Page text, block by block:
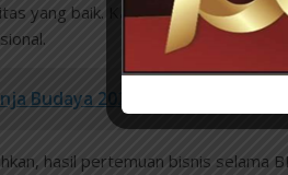
yang baik. Kawasan Kota Lama,
Budaya 2026 di Tugu
hasil pertemuan bisnis selama